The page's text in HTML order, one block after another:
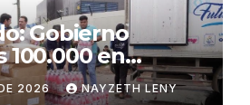
Gobierno
100.000 en
afectados
2026 NAYZETH LENY